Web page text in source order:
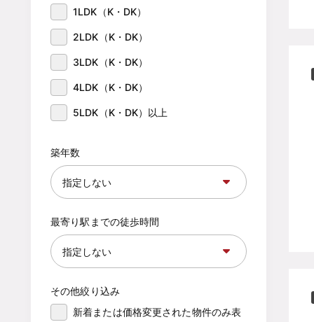
1LDK（K・DK）
2LDK（K・DK）
3LDK（K・DK）
4LDK（K・DK）
5LDK（K・DK）以上
築年数
最寄り駅までの徒歩時間
その他絞り込み
新着または価格変更された物件のみ表